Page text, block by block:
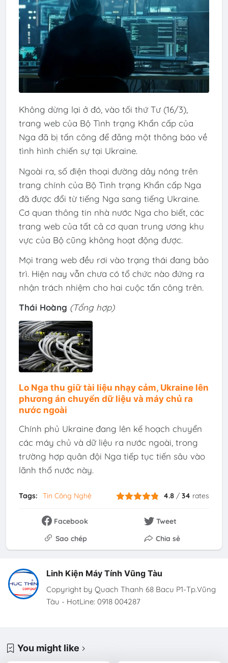
Không dừng lại ở đó, vào tối thứ Tư (16/3),
trang web của Bộ Tình trạng Khẩn cấp của
Nga đã bị tấn công để đăng một thông báo về
tình hình chiến sự tại Ukraine.
Ngoài ra, số điện thoại đường dây nóng trên
trang chính của Bộ Tình trạng Khẩn cấp Nga
đã được đổi từ tiếng Nga sang tiếng Ukraine.
Cơ quan thông tin nhà nước Nga cho biết, các
trang web của tất cả cơ quan trung ương khu
vực của Bộ cũng không hoạt động được.
Mọi trang web đều rơi vào trạng thái đang bảo
trì. Hiện nay vẫn chưa có tổ chức nào đứng ra
nhận trách nhiệm cho hai cuộc tấn công trên.
Thái Hoàng (Tổng hợp)
Lo Nga thu giữ tài liệu nhạy cảm, Ukraine lên
phương án chuyển dữ liệu và máy chủ ra
nước ngoài
Chính phủ Ukraine đang lên kế hoạch chuyển
các máy chủ và dữ liệu ra nước ngoài, trong
trường hợp quân đội Nga tiếp tục tiến sâu vào
lãnh thổ nước này.
Tags: Tin Công Nghệ 4.8 /34 rates
Facebook
Tweet
Sao chép
Chia sẻ
Linh Kiện Máy Tính Vũng Tàu
Copyright by Quach Thanh 68 Bacu P1-Tp.Vũng
Tàu - HotLine: 0918 004287
You might like